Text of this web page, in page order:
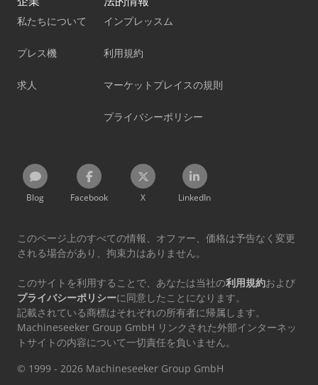
私たちについて
プレス機
求人
インプレッスム
利用規約
マーケットプレイスの規則
プライバシーポリシー
Blog Facebook X LinkedIn
このページ上のすべての情報、オファー、価格は予告なく変更
される場合があり、拘束力はありません。
このサイトを利用することで、あなたは当社の利用規約および
プライバシーポリシーに同意したことになります。
記載されている商標はそれぞれの所有者に帰属します。
Machineseeker Group GmbH リンクされた外部インターネッ
トサイトの内容について一切責任を負いません。
© 1999 - 2026 Machineseeker Group GmbH